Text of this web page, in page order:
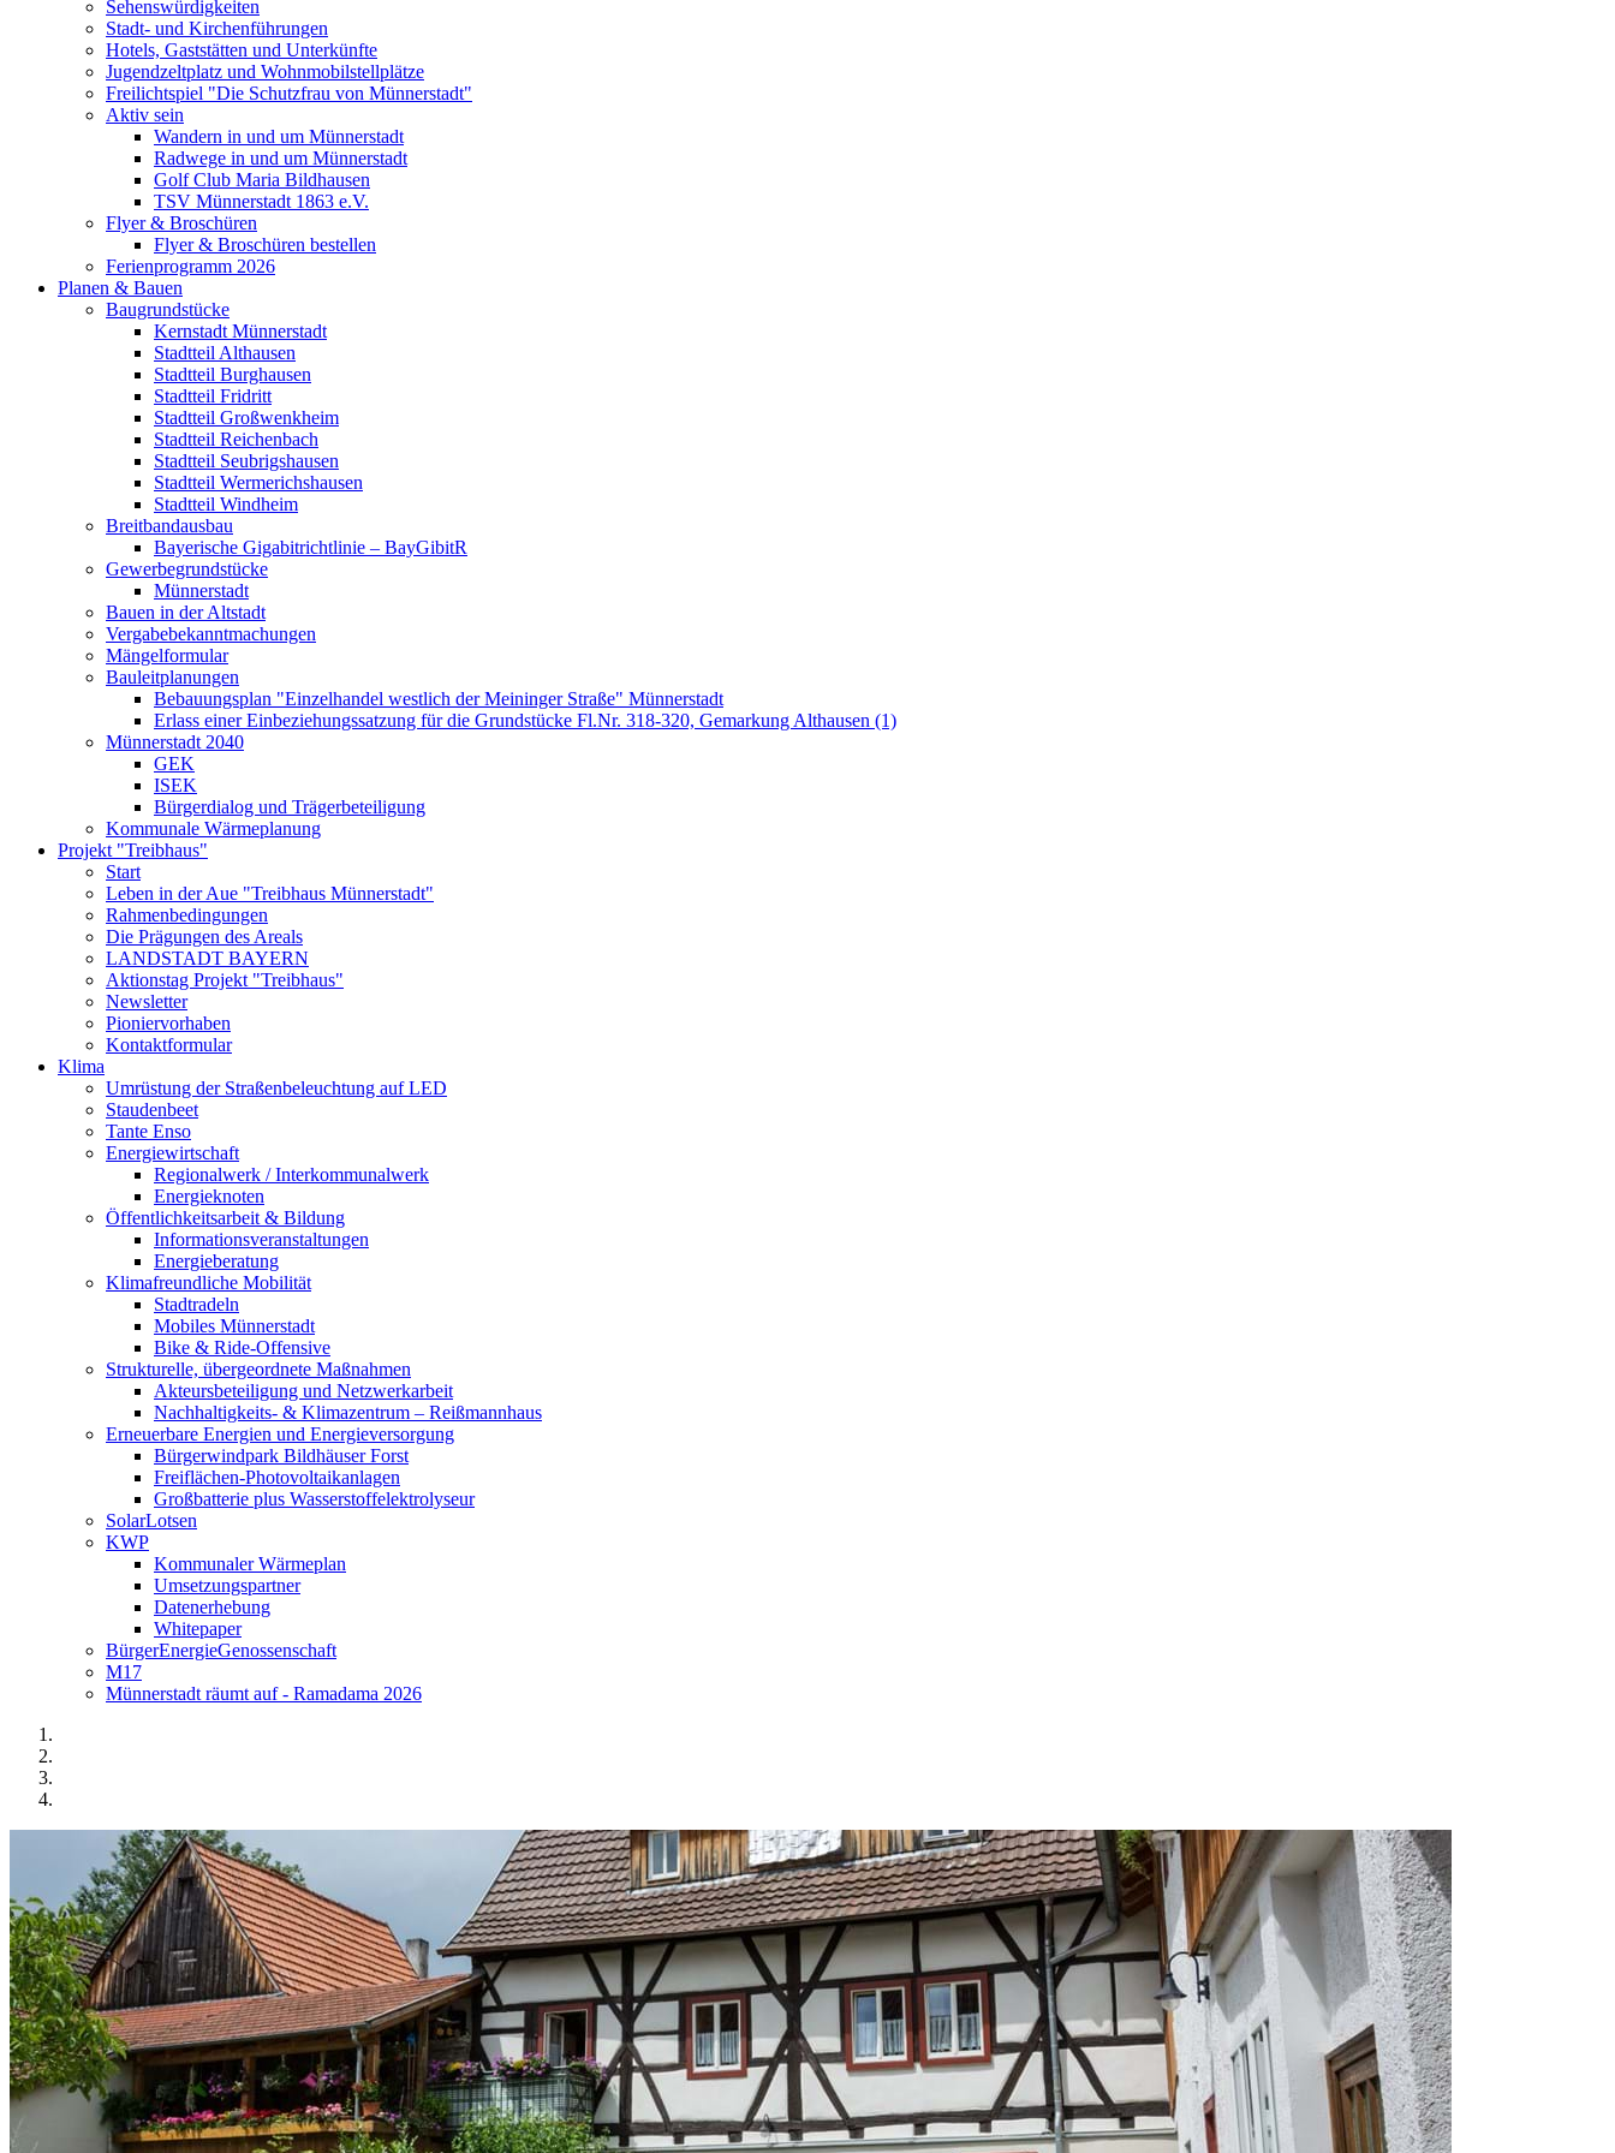
Sehenswürdigkeiten
Stadt- und Kirchenführungen
Hotels, Gaststätten und Unterkünfte
Jugendzeltplatz und Wohnmobilstellplätze
Freilichtspiel "Die Schutzfrau von Münnerstadt"
Aktiv sein
Wandern in und um Münnerstadt
Radwege in und um Münnerstadt
Golf Club Maria Bildhausen
TSV Münnerstadt 1863 e.V.
Flyer & Broschüren
Flyer & Broschüren bestellen
Ferienprogramm 2026
Planen & Bauen
Baugrundstücke
Kernstadt Münnerstadt
Stadtteil Althausen
Stadtteil Burghausen
Stadtteil Fridritt
Stadtteil Großwenkheim
Stadtteil Reichenbach
Stadtteil Seubrigshausen
Stadtteil Wermerichshausen
Stadtteil Windheim
Breitbandausbau
Bayerische Gigabitrichtlinie – BayGibitR
Gewerbegrundstücke
Münnerstadt
Bauen in der Altstadt
Vergabebekanntmachungen
Mängelformular
Bauleitplanungen
Bebauungsplan "Einzelhandel westlich der Meininger Straße" Münnerstadt
Erlass einer Einbeziehungssatzung für die Grundstücke Fl.Nr. 318-320, Gemarkung Althausen (1)
Münnerstadt 2040
GEK
ISEK
Bürgerdialog und Trägerbeteiligung
Kommunale Wärmeplanung
Projekt "Treibhaus"
Start
Leben in der Aue "Treibhaus Münnerstadt"
Rahmenbedingungen
Die Prägungen des Areals
LANDSTADT BAYERN
Aktionstag Projekt "Treibhaus"
Newsletter
Pioniervorhaben
Kontaktformular
Klima
Umrüstung der Straßenbeleuchtung auf LED
Staudenbeet
Tante Enso
Energiewirtschaft
Regionalwerk / Interkommunalwerk
Energieknoten
Öffentlichkeitsarbeit & Bildung
Informationsveranstaltungen
Energieberatung
Klimafreundliche Mobilität
Stadtradeln
Mobiles Münnerstadt
Bike & Ride-Offensive
Strukturelle, übergeordnete Maßnahmen
Akteursbeteiligung und Netzwerkarbeit
Nachhaltigkeits- & Klimazentrum – Reißmannhaus
Erneuerbare Energien und Energieversorgung
Bürgerwindpark Bildhäuser Forst
Freiflächen-Photovoltaikanlagen
Großbatterie plus Wasserstoffelektrolyseur
SolarLotsen
KWP
Kommunaler Wärmeplan
Umsetzungspartner
Datenerhebung
Whitepaper
BürgerEnergieGenossenschaft
M17
Münnerstadt räumt auf - Ramadama 2026